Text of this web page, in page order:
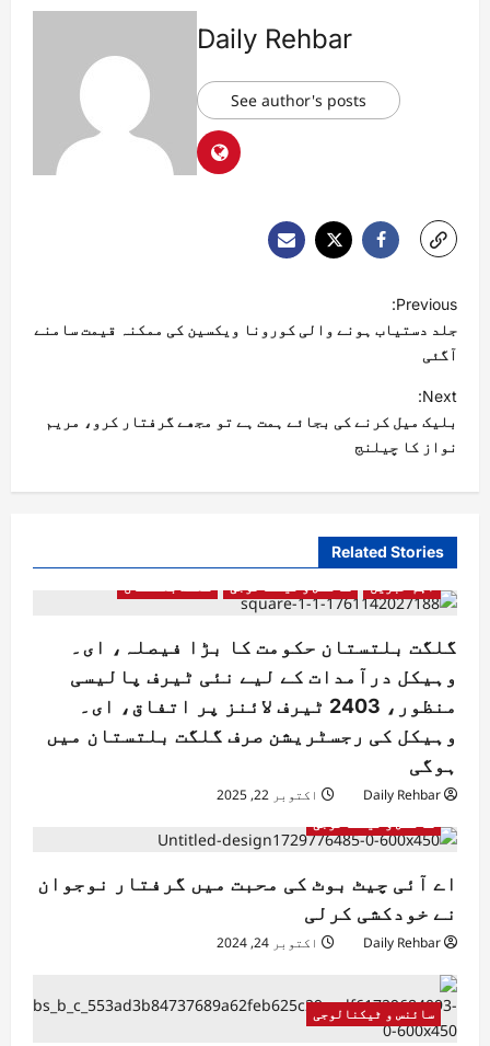
Daily Rehbar
See author's posts
Previous:
جلد دستیاب ہونے والی کورونا ویکسین کی ممکنہ قیمت سامنے
آگئی
Next:
بلیک میل کرنے کی بجائے ہمت ہے تو مجھے گرفتار کرو، مریم
نواز کا چیلنج
Related Stories
اہم خبریں
سائنس و ٹیکنالوجی گلگت بلتستان
گلگت بلتستان حکومت کا بڑا فیصلہ، ای۔
وہیکل درآمدات کے لیے نئی ٹیرف پالیسی
منظور، 2403 ٹیرف لائنز پر اتفاق، ای۔
وہیکل کی رجسٹریشن صرف گلگت بلتستان میں
ہوگی
Daily Rehbar
اکتوبر 22, 2025
سائنس و ٹیکنالوجی
اے آئی چیٹ بوٹ کی محبت میں گرفتار نوجوان
نے خودکشی کرلی
Daily Rehbar اکتوبر 24, 2024
سائنس و ٹیکنالوجی